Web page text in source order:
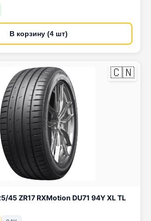
В корзину (4 шт)
🇨🇳
Sailun RoadX 225/45 ZR17 RXMotion DU71 94Y XL TL